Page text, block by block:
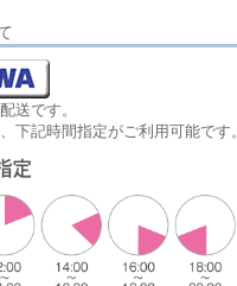
送です。
下記時間指定がご利用可能です。